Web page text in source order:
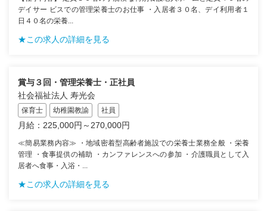
デイサー ビスでの管理栄養士のお仕事 ・入居者３０名、デイ利用者１
日４０名の栄養...
★この求人の詳細を見る
賞与３回・管理栄養士・正社員
社会福祉法人 寿光会
保育士 幼稚園教諭 社員
月給：225,000円～270,000円
≪簡易業務内容≫ ・地域密着型高齢者施設での栄養士業務全般 ・栄養
管理 ・食事提供の補助 ・カンファレンスへの参加 ・介護職員として入
居者へ食事・入浴・...
★この求人の詳細を見る